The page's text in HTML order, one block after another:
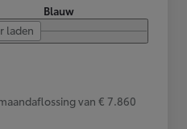
Blauw
laden
van € 7.860